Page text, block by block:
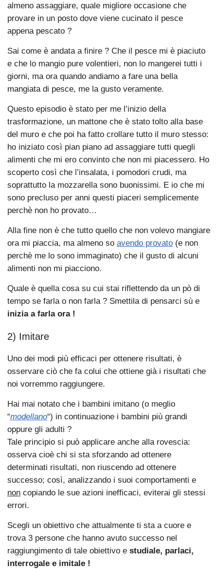
almeno assaggiare, quale migliore occasione che
provare in un posto dove viene cucinato il pesce
appena pescato ?
Sai come è andata a finire ? Che il pesce mi è piaciuto
e che lo mangio pure volentieri, non lo mangerei tutti i
giorni, ma ora quando andiamo a fare una bella
mangiata di pesce, me la gusto veramente.
Questo episodio è stato per me l’inizio della
trasformazione, un mattone che è stato tolto alla base
del muro e che poi ha fatto crollare tutto il muro stesso:
ho iniziato così pian piano ad assaggiare tutti quegli
alimenti che mi ero convinto che non mi piacessero. Ho
scoperto così che l’insalata, i pomodori crudi, ma
soprattutto la mozzarella sono buonissimi. E io che mi
sono precluso per anni questi piaceri semplicemente
perchè non ho provato…
Alla fine non è che tutto quello che non volevo mangiare
ora mi piaccia, ma almeno so avendo provato (e non
perchè me lo sono immaginato) che il gusto di alcuni
alimenti non mi piacciono.
Quale è quella cosa su cui stai riflettendo da un pò di
tempo se farla o non farla ? Smettila di pensarci sù e
inizia a farla ora !
2) Imitare
Uno dei modi più efficaci per ottenere risultati, è
osservare ciò che fa colui che ottiene già i risultati che
noi vorremmo raggiungere.
Hai mai notato che i bambini imitano (o meglio
“modellano“) in continuazione i bambini più grandi
oppure gli adulti ?
Tale principio si può applicare anche alla rovescia:
osserva cioè chi si sta sforzando ad ottenere
determinati risultati, non riuscendo ad ottenere
successo; così, analizzando i suoi comportamenti e
non copiando le sue azioni inefficaci, eviterai gli stessi
errori.
Scegli un obiettivo che attualmente ti sta a cuore e
trova 3 persone che hanno avuto successo nel
raggiungimento di tale obiettivo e studiale, parlaci,
interrogale e imitale !